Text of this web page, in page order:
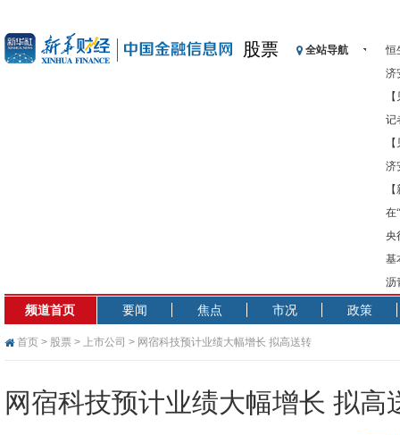
股票 全站导航
恒
济
记
济
在
央
基
沥
频道首页 要闻 焦点 市况 政策
首页 > 股票 > 上市公司 > 网宿科技预计业绩大幅增长 拟高送转
网宿科技预计业绩大幅增长 拟高